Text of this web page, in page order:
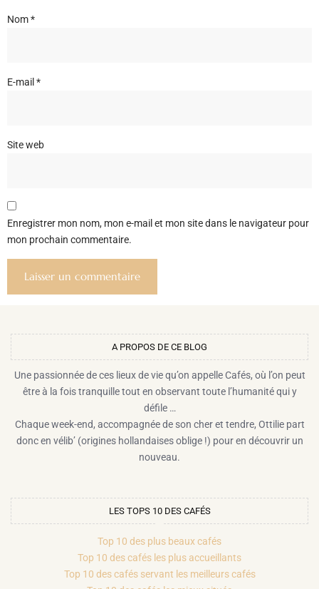
Nom*
E-mail *
Site web
Enregistrer mon nom, mon e-mail et mon site dans le navigateur pour
mon prochain commentaire.
A PROPOS DE CE BLOG​
Une passionnée de ces lieux de vie qu’on appelle Cafés, où l’on peut
être à la fois tranquille tout en observant toute l’humanité qui y
défile …
Chaque week-end, accompagnée de son cher et tendre, Ottilie part
donc en vélib’ (origines hollandaises oblige !) pour en découvrir un
nouveau.
LES TOPS 10 DES CAFÉS
Top 10 des plus beaux cafés
Top 10 des cafés les plus accueillants
Top 10 des cafés servant les meilleurs cafés